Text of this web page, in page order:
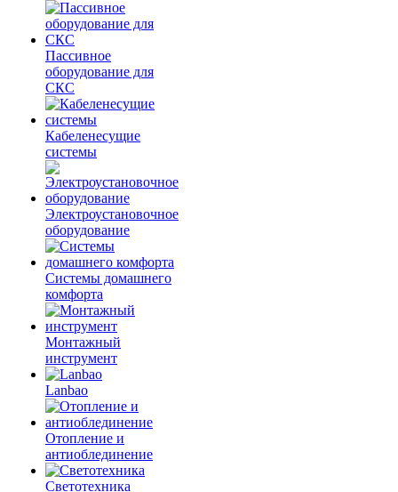
Пассивное
оборудование для
СКС
Кабеленесущие
системы
Электроустановочное
оборудование
Системы домашнего
комфорта
Монтажный
инструмент
Lanbao
Отопление и
антиоблединение
Светотехника